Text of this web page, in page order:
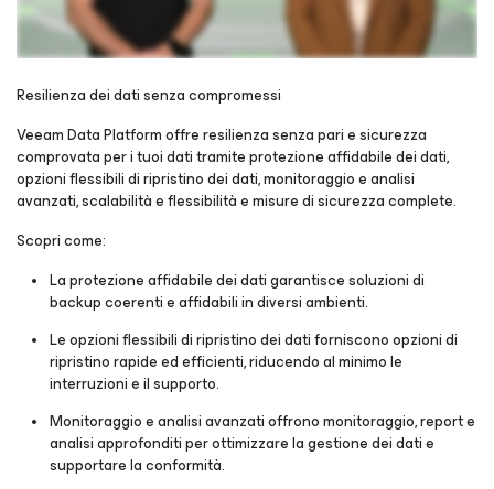
Registrati per accedere alla visione del webinar
Resilienza dei dati senza compromessi
Veeam Data Platform offre resilienza senza pari e sicurezza
comprovata per i tuoi dati tramite protezione affidabile dei dati,
opzioni flessibili di ripristino dei dati, monitoraggio e analisi
avanzati, scalabilità e flessibilità e misure di sicurezza complete.
Scopri come:
La protezione affidabile dei dati garantisce soluzioni di
backup coerenti e affidabili in diversi ambienti.
Le opzioni flessibili di ripristino dei dati forniscono opzioni di
ripristino rapide ed efficienti, riducendo al minimo le
interruzioni e il supporto.
Monitoraggio e analisi avanzati offrono monitoraggio, report e
analisi approfonditi per ottimizzare la gestione dei dati e
supportare la conformità.